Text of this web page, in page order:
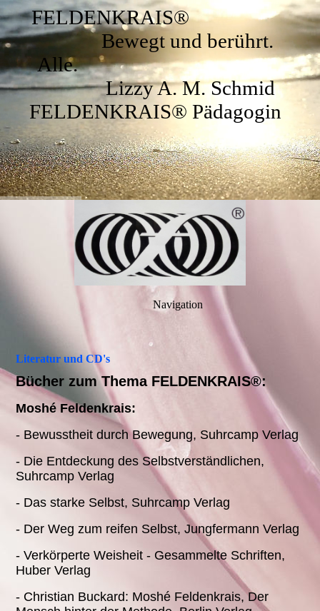
FELDENKRAIS®
Bewegt und berührt.
Alle.
Lizzy A. M. Schmid
FELDENKRAIS® Pädagogin
Navigation
Literatur und CD's
Bücher zum Thema FELDENKRAIS®:
Moshé Feldenkrais:
- Bewusstheit durch Bewegung, Suhrcamp Verlag
- Die Entdeckung des Selbstverständlichen,
Suhrcamp Verlag
- Das starke Selbst, Suhrcamp Verlag
- Der Weg zum reifen Selbst, Jungfermann Verlag
- Verkörperte Weisheit - Gesammelte Schriften,
Huber Verlag
- Christian Buckard: Moshé Feldenkrais, Der